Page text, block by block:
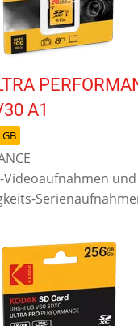
A1
Videoaufnahmen und